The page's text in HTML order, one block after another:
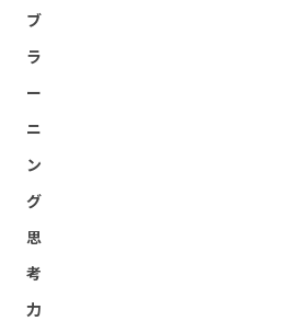
ブ
ラ
ー
ニ
ン
グ
思
考
力